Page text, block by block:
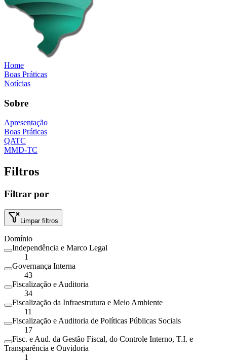
Home
Boas Práticas
Notícias
Sobre
Apresentação
Boas Práticas
QATC
MMD-TC
Filtros
Filtrar por
Limpar filtros
Domínio
Independência e Marco Legal
1
Governança Interna
43
Fiscalização e Auditoria
34
Fiscalização da Infraestrutura e Meio Ambiente
11
Fiscalização e Auditoria de Políticas Públicas Sociais
17
Fisc. e Aud. da Gestão Fiscal, do Controle Interno, T.I. e
Transparência e Ouvidoria
1